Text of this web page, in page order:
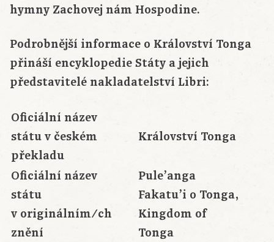
hymny Zachovej nám Hospodine.
Podrobnější informace o Království Tonga
přináší encyklopedie Státy a jejich
představitelé nakladatelství Libri:
Oficiální název
státu v českém
překladu
Království Tonga
Oficiální název
státu
v originálním/ch
znění
Pule’anga
Fakatu’i o Tonga,
Kingdom of
Tonga